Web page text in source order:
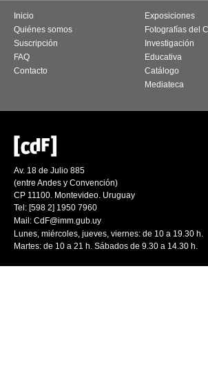
Inicio
Quiénes somos
Suscripción
FAQ
Contacto
Exposiciones
Fotografías del
Investigación
Educativa
Catálogo
Mediateca
Av. 18 de Julio 885
(entre Andes y Convención)
CP 11100. Montevideo. Uruguay
Tel: [598 2] 1950 7960
Mail: CdF@imm.gub.uy
Lunes, miércoles, jueves, viernes: de 10 a 19.30 h.
Martes: de 10 a 21 h. Sábados de 9.30 a 14.30 h.